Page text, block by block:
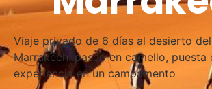
Viaje privado de 6 días al desierto
Marrakech: paseo en camello, puesta
experiencia en un campamento